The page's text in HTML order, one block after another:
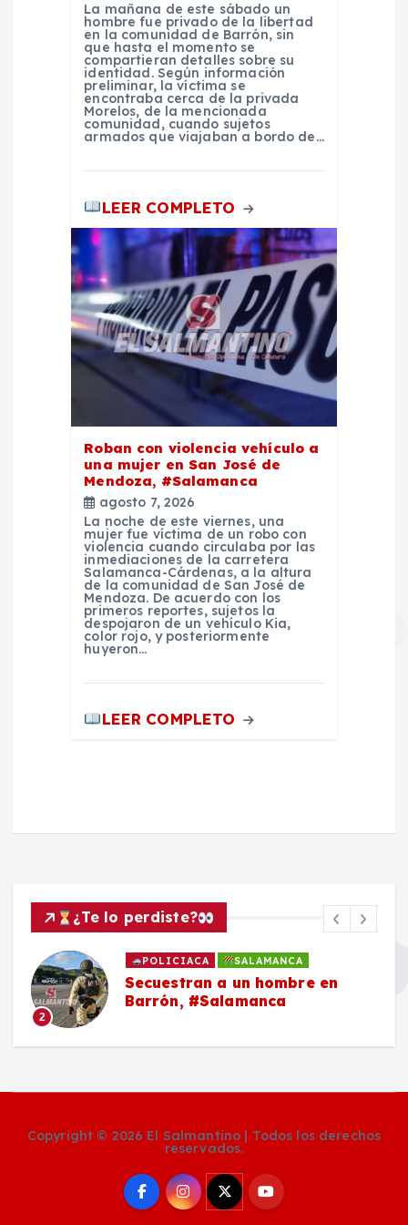
La mañana de este sábado un
hombre fue privado de la libertad
en la comunidad de Barrón, sin
que hasta el momento se
compartieran detalles sobre su
identidad. Según información
preliminar, la víctima se
encontraba cerca de la privada
Morelos, de la mencionada
comunidad, cuando sujetos
armados que viajaban a bordo de…
LEER COMPLETO
Roban con violencia vehículo a
una mujer en San José de
Mendoza, #Salamanca
agosto 7, 2026
La noche de este viernes, una
mujer fue víctima de un robo con
violencia cuando circulaba por las
inmediaciones de la carretera
Salamanca-Cárdenas, a la altura
de la comunidad de San José de
Mendoza. De acuerdo con los
primeros reportes, sujetos la
despojaron de un vehículo Kia,
color rojo, y posteriormente
huyeron…
LEER COMPLETO
¿Te lo perdiste?
2
POLICIACA SALAMANCA
Secuestran a un hombre en
Barrón, #Salamanca
Copyright © 2026 El Salmantino | Todos los derechos
reservados.